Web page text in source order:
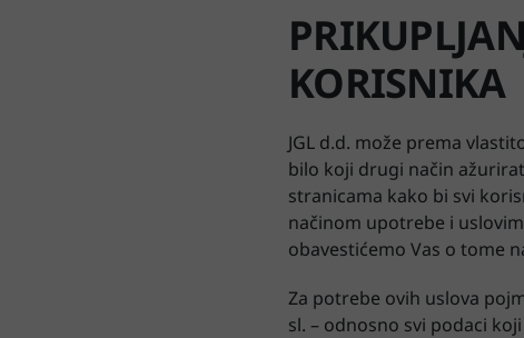
KORISNIKA
JGL d.d. može prema
bilo koji drugi način
stranicama kako bi svi
načinom upotrebe i
obavestićemo Vas o tome
Za potrebe ovih uslova
sl. – odnosno svi podaci